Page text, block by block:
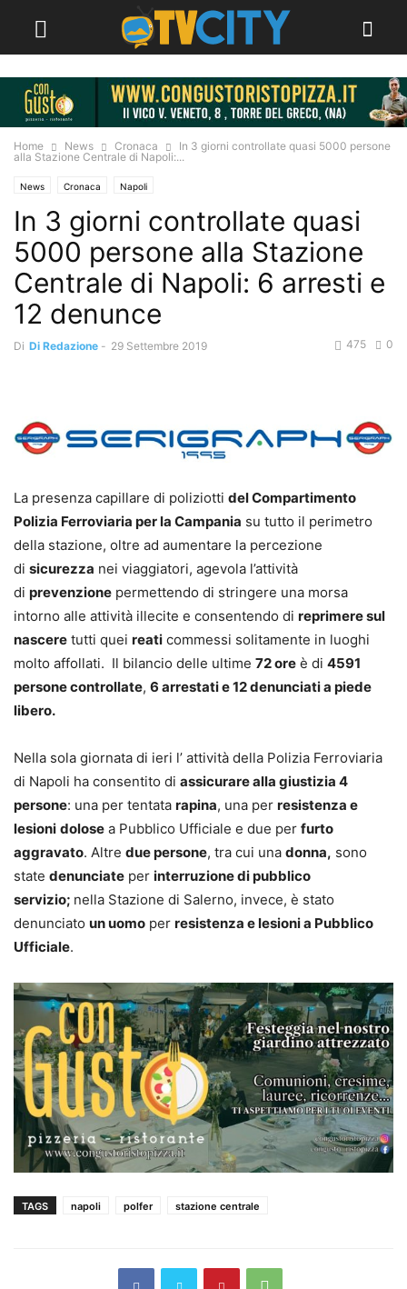
Home News Cronaca
In 3 giorni controllate quasi 5000 persone
alla Stazione Centrale di Napoli:...
News Cronaca Napoli
In 3 giorni controllate quasi
5000 persone alla Stazione
Centrale di Napoli: 6 arresti e
12 denunce
Di Di Redazione - 29 Settembre 2019 0
475
La presenza capillare di poliziotti del Compartimento
Polizia Ferroviaria per la Campania su tutto il perimetro
della stazione, oltre ad aumentare la percezione
di sicurezza nei viaggiatori, agevola l’attività
di prevenzione permettendo di stringere una morsa
intorno alle attività illecite e consentendo di reprimere sul
nascere tutti quei reati commessi solitamente in luoghi
molto affollati. Il bilancio delle ultime 72 ore è di 4591
persone controllate, 6 arrestati e 12 denunciati a piede
libero.
Nella sola giornata di ieri l’ attività della Polizia Ferroviaria
di Napoli ha consentito di assicurare alla giustizia 4
persone: una per tentata rapina, una per resistenza e
lesioni dolose a Pubblico Ufficiale e due per furto
aggravato. Altre due persone, tra cui una donna, sono
state denunciate per interruzione di pubblico
servizio; nella Stazione di Salerno, invece, è stato
denunciato un uomo per resistenza e lesioni a Pubblico
Ufficiale.
TAGS napoli polfer stazione centrale